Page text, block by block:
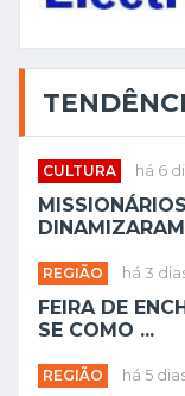
CULTURA há 6
REGIÃO há 3
FEIRA DE
SE COMO ...
REGIÃO há 5